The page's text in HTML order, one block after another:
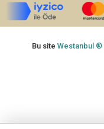
Bu siteWestanbul ®